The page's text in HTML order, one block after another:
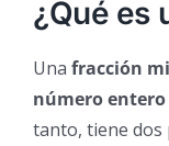
¿Qué es
Una fracción
número entero
tanto, tiene dos